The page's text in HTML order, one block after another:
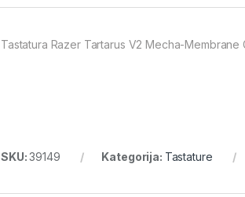
Tastatura Razer Tartarus V2 Mecha-Membrane
SKU:39149 Kategorija: Tastature